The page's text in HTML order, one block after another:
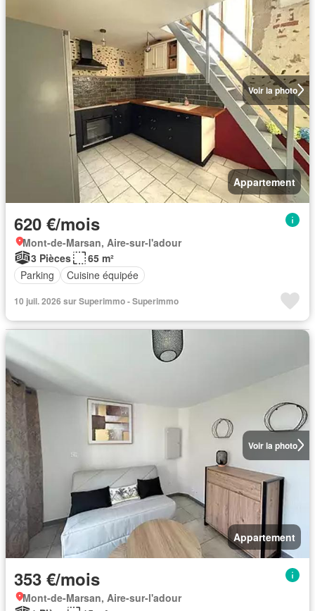
Voir la photo
Appartement
620 €/mois
Mont-de-Marsan, Aire-sur-l'adour
3 Pièces
65 m²
Parking
Cuisine équipée
10 juil. 2026 sur Superimmo - Superimmo
Voir la photo
Appartement
353 €/mois
Mont-de-Marsan, Aire-sur-l'adour